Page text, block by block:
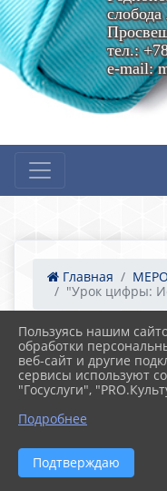
тел.:
e-mail:
Главная
"Урок цифры:
02.10.2023 05:59
"Урок цифры:
Пользуясь нашим
обработки
веб-сайт и другие
сервисы используют
"Госуслуги",
Подробнее
Подтверждаю